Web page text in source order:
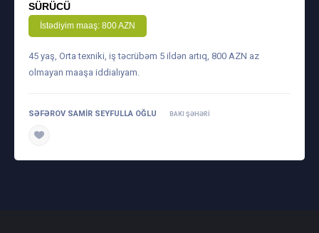
SÜRÜCÜ
İstədiyim maaş: 800 AZN
45 yaş, Orta texniki, iş təcrübəm 5 ildən artıq, 800 AZN az
olmayan maaşa iddialıyam.
SƏFƏROV SAMIR SEYFULLA OĞLU BAKI ŞƏHƏRI